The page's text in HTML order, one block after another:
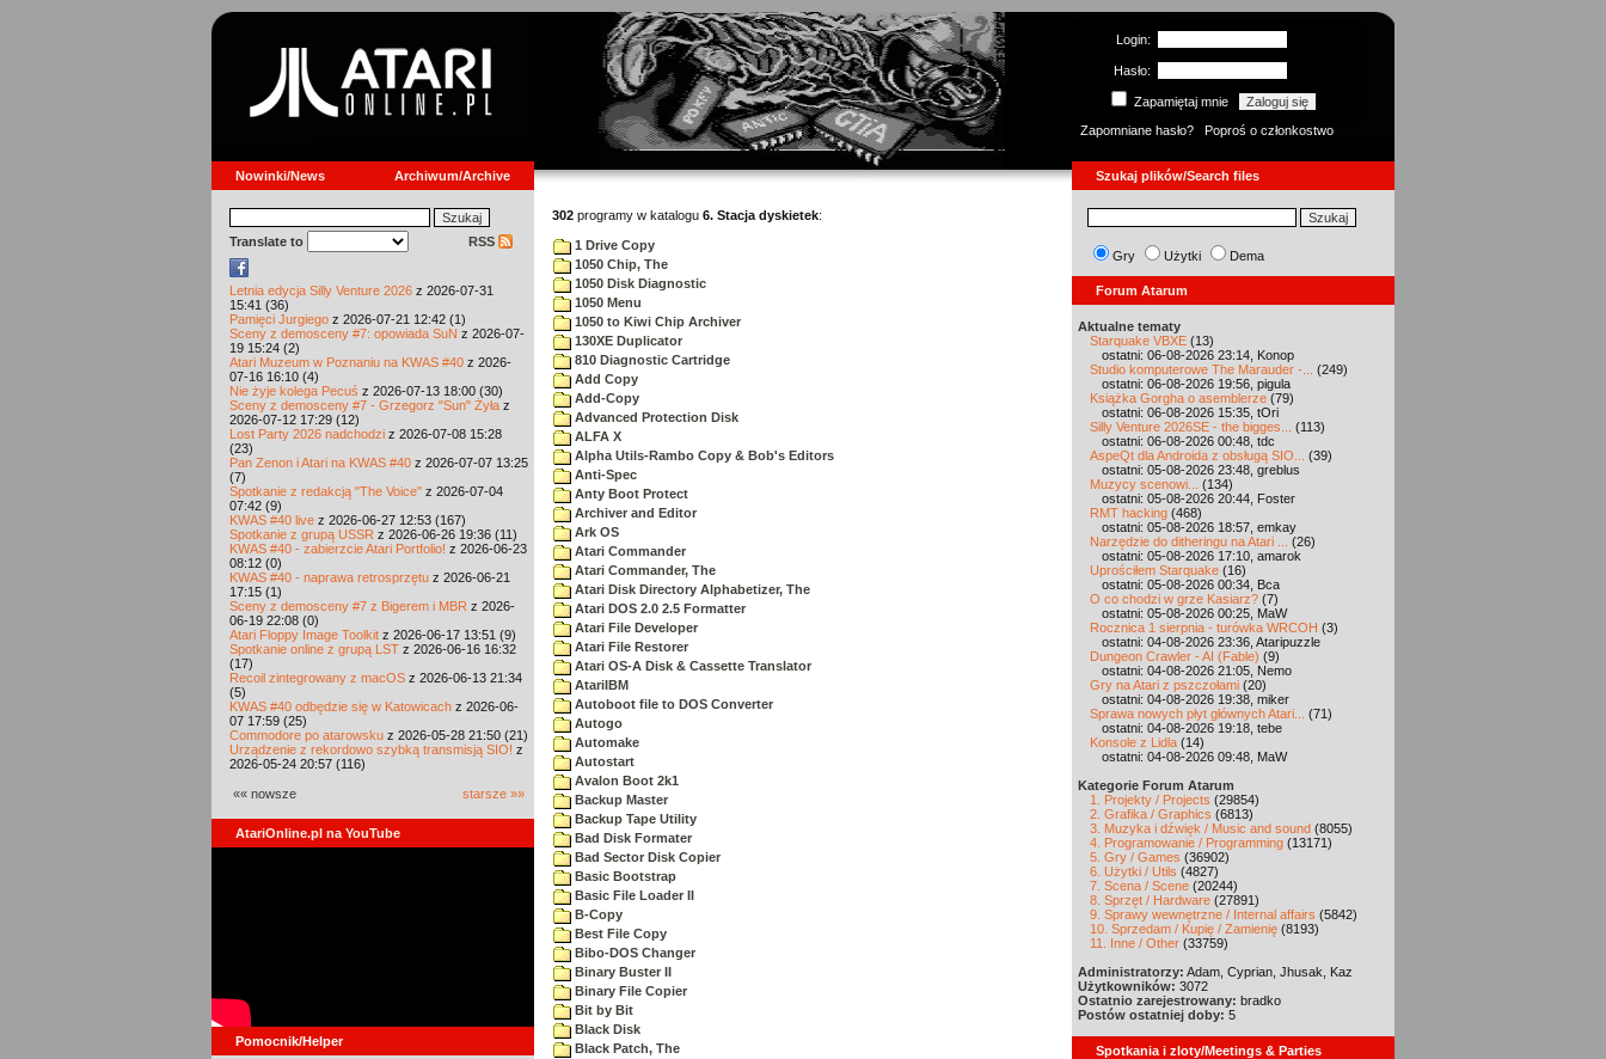
Login:
Hasło:
Zapamiętaj mnie
Zapomniane hasło?
Poproś o członkostwo
Nowinki/News Archiwum/Archive Szukaj plików/Search files
Translate to RSS
Letnia edycja Silly Venture 2026 z 2026-07-31
15:41 (36)
Pamięci Jurgiego z 2026-07-21 12:42 (1)
Sceny z demosceny #7: opowiada SuN z 2026-07-
19 15:24 (2)
Atari Muzeum w Poznaniu na KWAS #40 z 2026-
07-16 16:10 (4)
Nie żyje kolega Pecuś z 2026-07-13 18:00 (30)
Sceny z demosceny #7 - Grzegorz "Sun" Żyła z
2026-07-12 17:29 (12)
Lost Party 2026 nadchodzi z 2026-07-08 15:28
(23)
Pan Zenon i Atari na KWAS #40 z 2026-07-07 13:25
(7)
Spotkanie z redakcją "The Voice" z 2026-07-04
07:42 (9)
KWAS #40 live z 2026-06-27 12:53 (167)
Spotkanie z grupą USSR z 2026-06-26 19:36 (11)
KWAS #40 - zabierzcie Atari Portfolio! z 2026-06-23
08:12 (0)
KWAS #40 - naprawa retrosprzętu z 2026-06-21
17:15 (1)
Sceny z demosceny #7 z Bigerem i MBR z 2026-
06-19 22:08 (0)
Atari Floppy Image Toolkit z 2026-06-17 13:51 (9)
Spotkanie online z grupą LST z 2026-06-16 16:32
(17)
Recoil zintegrowany z macOS z 2026-06-13 21:34
(5)
KWAS #40 odbędzie się w Katowicach z 2026-06-
07 17:59 (25)
Commodore po atarowsku z 2026-05-28 21:50 (21)
Urządzenie z rekordowo szybką transmisją SIO! z
2026-05-24 20:57 (116)
«« nowsze starsze »»
AtariOnline.pl na YouTube
Pomocnik/Helper
302 programy w katalogu 6. Stacja dyskietek:
1 Drive Copy
1050 Chip, The
1050 Disk Diagnostic
1050 Menu
1050 to Kiwi Chip Archiver
130XE Duplicator
810 Diagnostic Cartridge
Add Copy
Add-Copy
Advanced Protection Disk
ALFA X
Alpha Utils-Rambo Copy & Bob's Editors
Anti-Spec
Anty Boot Protect
Archiver and Editor
Ark OS
Atari Commander
Atari Commander, The
Atari Disk Directory Alphabetizer, The
Atari DOS 2.0 2.5 Formatter
Atari File Developer
Atari File Restorer
Atari OS-A Disk & Cassette Translator
AtariIBM
Autoboot file to DOS Converter
Autogo
Automake
Autostart
Avalon Boot 2k1
Backup Master
Backup Tape Utility
Bad Disk Formater
Bad Sector Disk Copier
Basic Bootstrap
Basic File Loader II
B-Copy
Best File Copy
Bibo-DOS Changer
Binary Buster II
Binary File Copier
Bit by Bit
Black Disk
Black Patch, The
Gry Użytki Dema
Forum Atarum
Aktualne tematy
Starquake VBXE (13)
ostatni: 06-08-2026 23:14, Konop
Studio komputerowe The Marauder -...
(249)
ostatni: 06-08-2026 19:56, pigula
Książka Gorgha o asemblerze (79)
ostatni: 06-08-2026 15:35, tOri
Silly Venture 2026SE - the bigges...
(113)
ostatni: 06-08-2026 00:48, tdc
AspeQt dla Androida z obsługą SIO...
(39)
ostatni: 05-08-2026 23:48, greblus
Muzycy scenowi...
(134)
ostatni: 05-08-2026 20:44, Foster
RMT hacking (468)
ostatni: 05-08-2026 18:57, emkay
Narzędzie do ditheringu na Atari ...
(26)
ostatni: 05-08-2026 17:10, amarok
Uprościłem Starquake (16)
ostatni: 05-08-2026 00:34, Bca
O co chodzi w grze Kasiarz? (7)
ostatni: 05-08-2026 00:25, MaW
Rocznica 1 sierpnia - turówka WRCOH (3)
ostatni: 04-08-2026 23:36, Ataripuzzle
Dungeon Crawler - AI (Fable) (9)
ostatni: 04-08-2026 21:05, Nemo
Gry na Atari z pszczołami (20)
ostatni: 04-08-2026 19:38, miker
Sprawa nowych płyt głównych Atari...
(71)
ostatni: 04-08-2026 19:18, tebe
Konsole z Lidla (14)
ostatni: 04-08-2026 09:48, MaW
Kategorie Forum Atarum
1. Projekty / Projects (29854)
2. Grafika / Graphics (6813)
3. Muzyka i dźwięk / Music and sound (8055)
4. Programowanie / Programming (13171)
5. Gry / Games (36902)
6. Użytki / Utils (4827)
7. Scena / Scene (20244)
8. Sprzęt / Hardware (27891)
9. Sprawy wewnętrzne / Internal affairs (5842)
10. Sprzedam / Kupię / Zamienię (8193)
11. Inne / Other (33759)
Administratorzy: Adam, Cyprian, Jhusak, Kaz
Użytkowników: 3072
Ostatnio zarejestrowany: bradko
Postów ostatniej doby: 5
Spotkania i zloty/Meetings & Parties